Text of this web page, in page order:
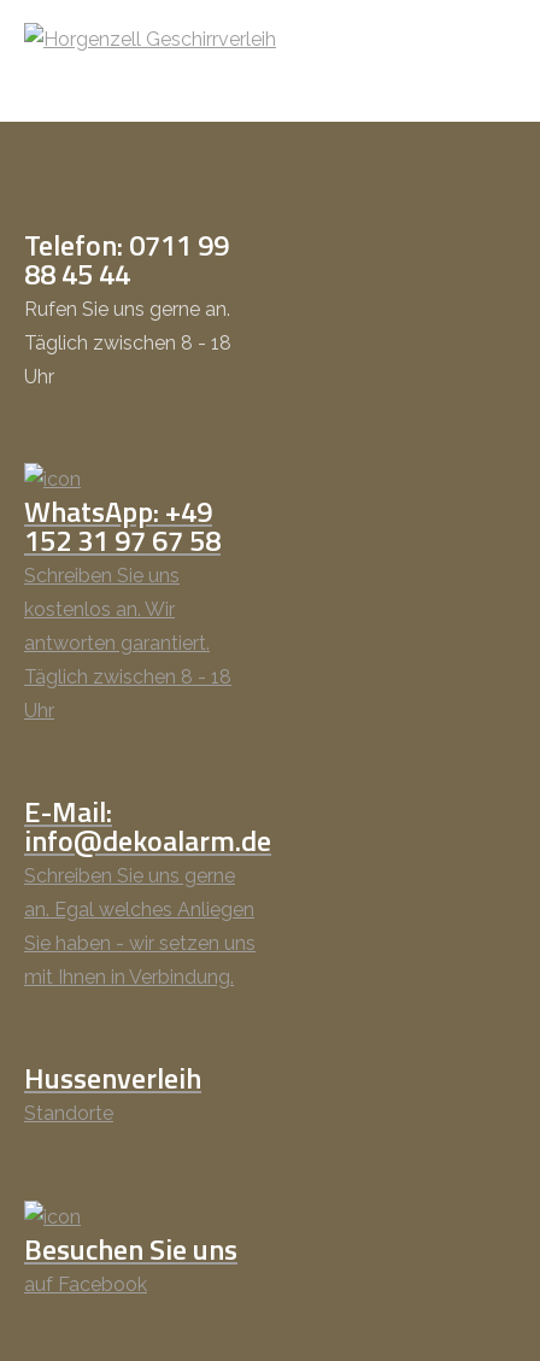
Telefon: 0711 99
88 45 44
Rufen Sie uns gerne an.
Täglich zwischen 8 - 18
Uhr
WhatsApp: +49
152 31 97 67 58
Schreiben Sie uns
kostenlos an. Wir
antworten garantiert.
Täglich zwischen 8 - 18
Uhr
E-Mail:
info@dekoalarm.de
Schreiben Sie uns gerne
an. Egal welches Anliegen
Sie haben - wir setzen uns
mit Ihnen in Verbindung.
Hussenverleih
Standorte
Besuchen Sie uns
auf Facebook